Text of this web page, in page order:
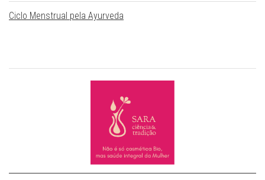
Ciclo Menstrual pela Ayurveda